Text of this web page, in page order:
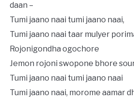
daan –
Tumi jaano naai tumi jaano naai,
Tumi jaano naai taar mulyer
Rojonigondha ogochore
Jemon rojoni swopone bhore
Tumi jaano naai tumi jaano naai
Tumi jaano naai, morome aamar